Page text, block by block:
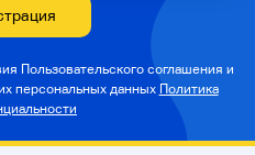
Пользовательского соглашения и
персональных данных Политика